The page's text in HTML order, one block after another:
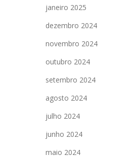
janeiro 2025
dezembro 2024
novembro 2024
outubro 2024
setembro 2024
agosto 2024
julho 2024
junho 2024
maio 2024